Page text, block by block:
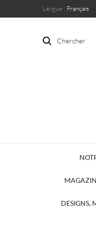
Langue : Français
Chercher
DESIGNS,